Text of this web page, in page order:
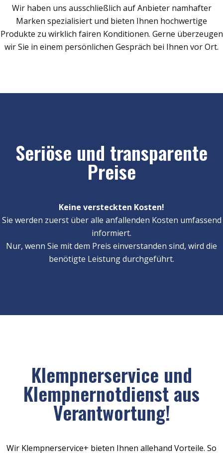
Wir haben uns ausschließlich auf Anbieter namhafter
Marken spezialisiert und bieten Ihnen hochwertige
Produkte zu wirklich fairen Konditionen. Gerne überzeugen
wir Sie in einem persönlichen Gespräch bei Ihnen vor Ort.
Seriöse und transparente
Preise
Keine versteckten Kosten!
Sie werden zuerst über alle anfallenden Kosten umfassend
informiert.
Nur, wenn Sie mit dem Preis einverstanden sind, wird die
benötigte Leistung durchgeführt.
Klempnerservice und
Klempnernotdienst aus
Verantwortung!
Wir Klempnerservice+ bieten Ihnen allehand Vorteile. So